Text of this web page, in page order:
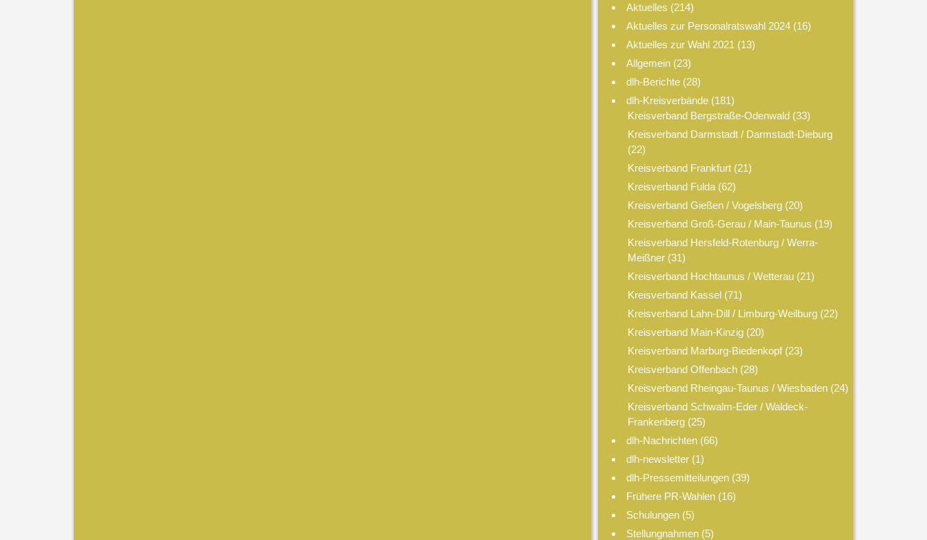
Aktuelles (214)
Aktuelles zur Personalratswahl 2024 (16)
Aktuelles zur Wahl 2021 (13)
Allgemein (23)
dlh-Berichte (28)
dlh-Kreisverbände (181)
Kreisverband Bergstraße-Odenwald(33)
Kreisverband Darmstadt / Darmstadt-Dieburg
(22)
Kreisverband Frankfurt(21)
Kreisverband Fulda(62)
Kreisverband Gießen / Vogelsberg(20)
Kreisverband Groß-Gerau / Main-Taunus (19)
Kreisverband Hersfeld-Rotenburg / Werra-
Meißner(31)
Kreisverband Hochtaunus / Wetterau(21)
Kreisverband Kassel(71)
Kreisverband Lahn-Dill / Limburg-Weilburg(22)
Kreisverband Main-Kinzig(20)
Kreisverband Marburg-Biedenkopf(23)
Kreisverband Offenbach(28)
Kreisverband Rheingau-Taunus / Wiesbaden(24)
Kreisverband Schwalm-Eder / Waldeck-
Frankenberg(25)
dlh-Nachrichten (66)
dlh-newsletter (1)
dlh-Pressemitteilungen (39)
Frühere PR-Wahlen (16)
Schulungen (5)
Stellungnahmen (5)